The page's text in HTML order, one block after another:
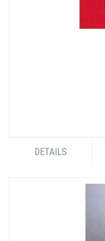
DETAILS